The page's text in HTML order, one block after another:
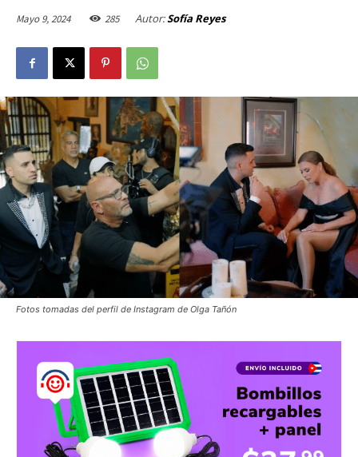
Mayo 9, 2024 285 Autor:Sofía Reyes
Fotos tomadas del perfil de Instagram de Olga Tañón